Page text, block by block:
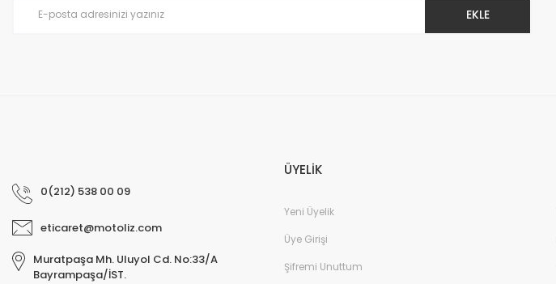
EKLE
0(212) 538 00 09
eticaret@motoliz.com
Muratpaşa Mh. Uluyol Cd. No:33/A
Bayrampaşa/İST.
ÜYELİK
Yeni Üyelik
Üye Girişi
Şifremi Unuttum